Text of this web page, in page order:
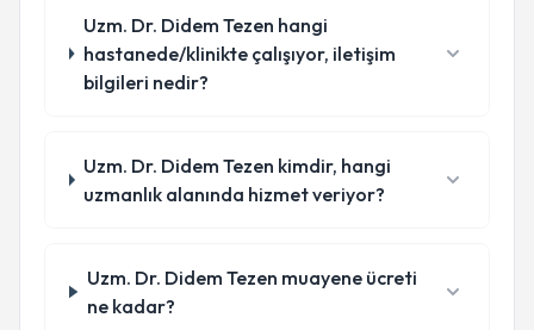
Uzm. Dr. Didem Tezen hangi
hastanede/klinikte çalışıyor, iletişim
bilgileri nedir?
Uzm. Dr. Didem Tezen kimdir, hangi
uzmanlık alanında hizmet veriyor?
Uzm. Dr. Didem Tezen muayene ücreti
ne kadar?